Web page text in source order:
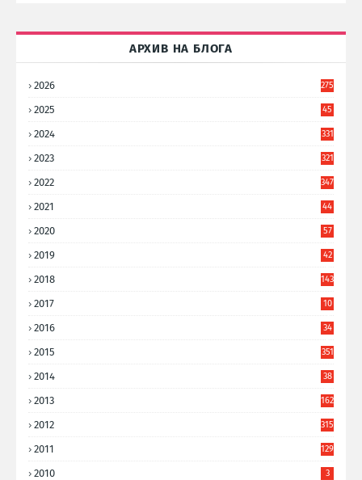
АРХИВ НА БЛОГА
2026 275
2025
45
2024 331
2023 321
2022 347
2021
44
2020
57
2019
42
2018 143
2017
10
2016
34
2015 351
2014
38
2013 162
2012 315
2011 129
2010 3